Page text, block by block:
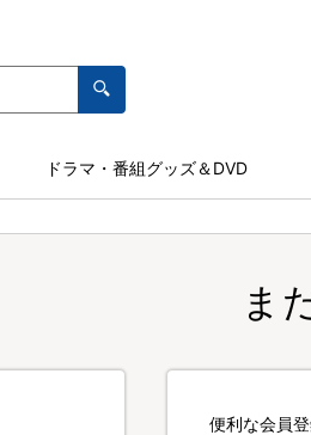
ドラマ・番組グッズ＆DVD
ま
便利な会員